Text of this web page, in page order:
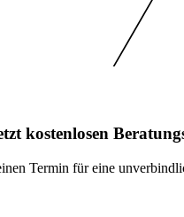
kostenlosen
Termin für eine